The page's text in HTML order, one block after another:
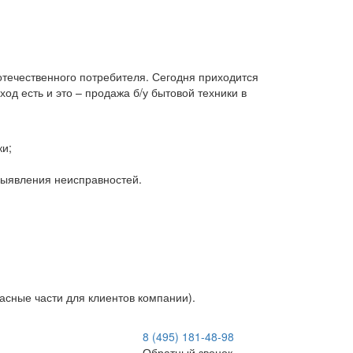
потребителя. Сегодня приходится
есть и это – продажа б/у бытовой техники в
неисправностей.
части для клиентов компании).
8 (495) 181-48-98